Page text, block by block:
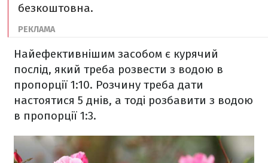
безкоштовна.
Найефективнішим засобом є курячий
послід, який треба розвести з водою в
пропорції 1:10. Розчину треба дати
настоятися 5 днів, а тоді розбавити з водою
в пропорції 1:3.